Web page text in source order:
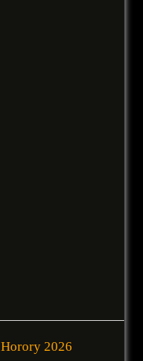
Horory 2026